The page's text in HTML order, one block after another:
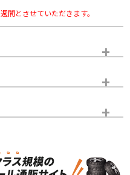
とさせていただきます。
判断しておりますので、あら
ださい。